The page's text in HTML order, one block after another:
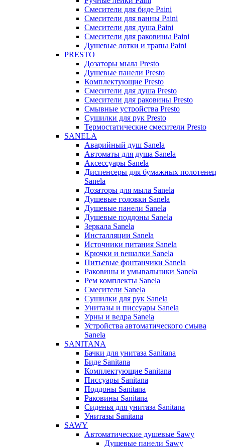
Смесители для биде Paini
Смесители для ванны Paini
Смесители для душа Paini
Смесители для раковины Paini
Душевые лотки и трапы Paini
PRESTO
Дозаторы мыла Presto
Душевые панели Presto
Комплектующие Presto
Смесители для душа Presto
Смесители для раковины Presto
Смывные устройства Presto
Сушилки для рук Presto
Термостатические смесители Presto
SANELA
Аварийный душ Sanela
Автоматы для душа Sanela
Аксессуары Sanela
Диспенсеры для бумажных полотенец
Sanela
Дозаторы для мыла Sanela
Душевые головки Sanela
Душевые панели Sanela
Душевые поддоны Sanela
Зеркала Sanela
Инсталляции Sanela
Источники питания Sanela
Крючки и вешалки Sanela
Питьевые фонтанчики Sanela
Раковины и умывальники Sanela
Рем комплекты Sanela
Смесители Sanela
Сушилки для рук Sanela
Унитазы и писсуары Sanela
Урны и ведра Sanela
Устройства автоматического смыва
Sanela
SANITANA
Бачки для унитаза Sanitana
Биде Sanitana
Комплектующие Sanitana
Писсуары Sanitana
Поддоны Sanitana
Раковины Sanitana
Сиденья для унитаза Sanitana
Унитазы Sanitana
SAWY
Автоматические душевые Sawy
Душевые панели Sawy